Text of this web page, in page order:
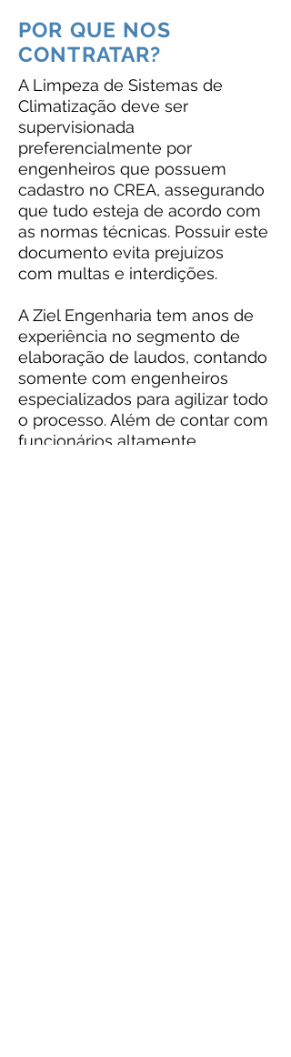
POR QUE NOS
CONTRATAR?
A Limpeza de Sistemas de
Climatização deve ser
supervisionada
preferencialmente por
engenheiros que possuem
cadastro no CREA, assegurando
que tudo esteja de acordo com
as normas técnicas. Possuir este
documento evita prejuízos
com multas e interdições.
A Ziel Engenharia tem anos de
experiência no segmento de
elaboração de laudos, contando
somente com engenheiros
especializados para agilizar todo
o processo. Além de contar com
funcionários altamente